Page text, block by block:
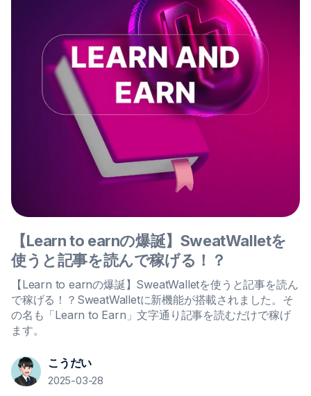
【Learn to earnの爆誕】SweatWalletを
使うと記事を読んで稼げる！？
【Learn to earnの爆誕】SweatWalletを使うと記事を読ん
で稼げる！？SweatWalletに新機能が搭載されました。そ
の名も「Learn to Earn」文字通り記事を読むだけで稼げ
ます。
こうだい
2025-03-28